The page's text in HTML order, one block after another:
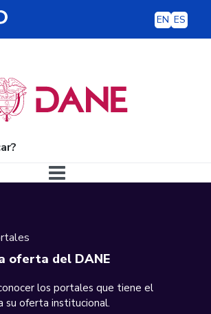
EN ES
oferta del DANE
los portales que tiene el
su oferta institucional.